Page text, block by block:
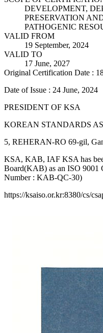
DEVELOPMENT,
PRESERVATION
PATHOGENIC
VALID FROM
19 September, 2024
VALID TO
17 June, 2027
Original Certification Date :
Date of Issue : 24 June, 2024
PRESIDENT OF KSA
KOREAN STANDARDS
5, REHERAN-RO 69-gil,
KSA, KAB, IAF KSA has
Board(KAB) as an ISO 9001
Number : KAB-QC-30)
https://ksaiso.or.kr:8380/cs/